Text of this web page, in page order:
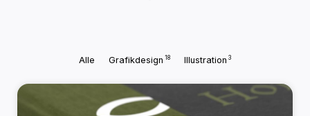
Alle Grafikdesign 18 Illustration 3